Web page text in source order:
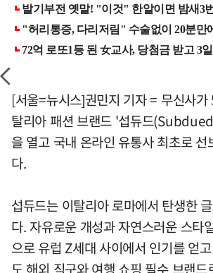
[서울=뉴시스]권민지 기자 = 무신사
탈리아 패션 브랜드 '섭듀드
을 열고 국내 온라인 유통사 최초로
다.
섭듀드는 이탈리아 로마에서 탄생한
다. 자유로운 개성과 자연스러운 스타
으로 유럽 Z세대 사이에서 인기를 얻
도 해외 직구와 여행 쇼핑 필수 브랜드